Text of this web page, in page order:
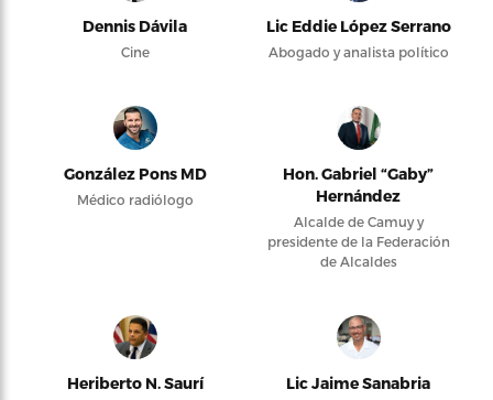
Dennis Dávila
Cine
Lic Eddie López Serrano
Abogado y analista político
González Pons MD
Médico radiólogo
Hon. Gabriel “Gaby”
Hernández
Alcalde de Camuy y
presidente de la Federación
de Alcaldes
Heriberto N. Saurí Lic Jaime Sanabria